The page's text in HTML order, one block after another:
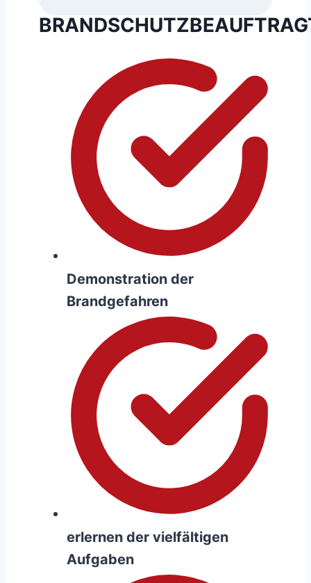
Demonstration der
Brandgefahren
erlernen der vielfältigen
Aufgaben